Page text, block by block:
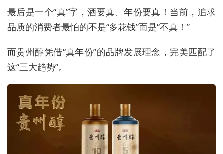
最后是一个“真”字，酒要真、年份要真！当前，追求
品质的消费者最怕的不是“多花钱”而是“不真！”
而贵州醇凭借“真年份”的品牌发展理念，完美匹配了
这“三大趋势”。